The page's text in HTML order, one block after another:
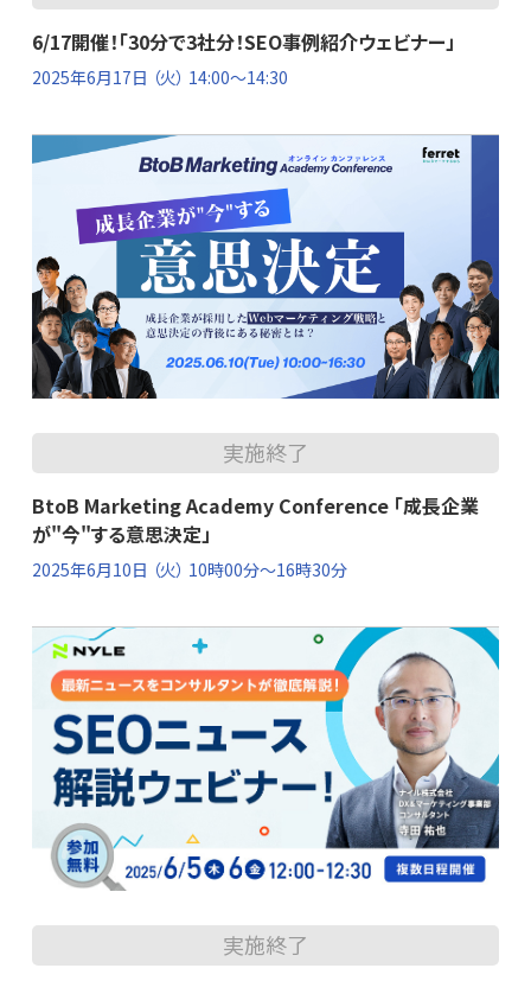
6/17開催！「30分で3社分！SEO事例紹介ウェビナー」
2025年6月17日 （火） 14:00～14:30
実施終了
BtoB Marketing Academy Conference 「成長企業
が"今"する意思決定」
2025年6月10日 （火） 10時00分～16時30分
実施終了